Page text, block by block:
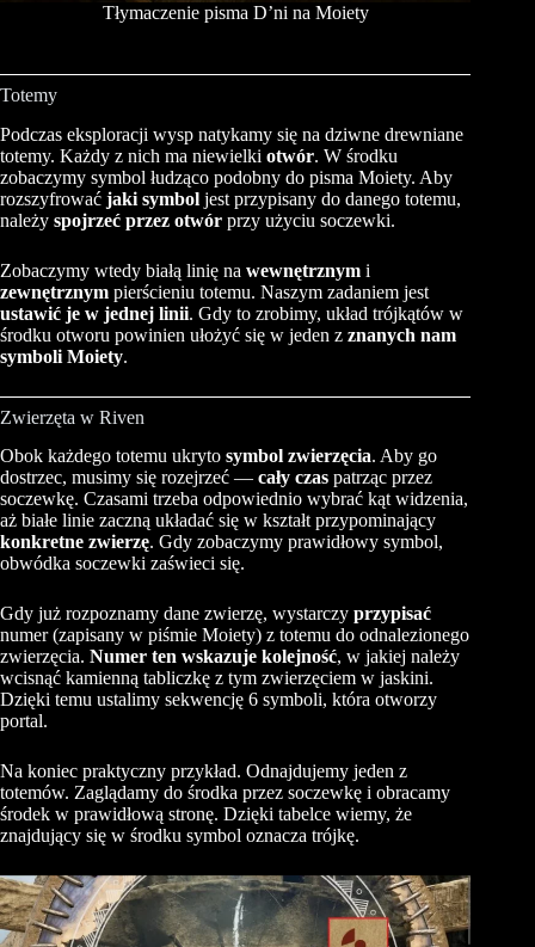
Tłymaczenie pisma D’ni na Moiety
Totemy
Podczas eksploracji wysp natykamy się na dziwne drewniane
totemy. Każdy z nich ma niewielki otwór. W środku
zobaczymy symbol łudząco podobny do pisma Moiety. Aby
rozszyfrować jaki symbol jest przypisany do danego totemu,
należy spojrzeć przez otwór przy użyciu soczewki.
Zobaczymy wtedy białą linię na wewnętrznym i
zewnętrznym pierścieniu totemu. Naszym zadaniem jest
ustawić je w jednej linii. Gdy to zrobimy, układ trójkątów w
środku otworu powinien ułożyć się w jeden z znanych nam
symboli Moiety.
Zwierzęta w Riven
Obok każdego totemu ukryto symbol zwierzęcia. Aby go
dostrzec, musimy się rozejrzeć — cały czas patrząc przez
soczewkę. Czasami trzeba odpowiednio wybrać kąt widzenia,
aż białe linie zaczną układać się w kształt przypominający
konkretne zwierzę. Gdy zobaczymy prawidłowy symbol,
obwódka soczewki zaświeci się.
Gdy już rozpoznamy dane zwierzę, wystarczy przypisać
numer (zapisany w piśmie Moiety) z totemu do odnalezionego
zwierzęcia. Numer ten wskazuje kolejność, w jakiej należy
wcisnąć kamienną tabliczkę z tym zwierzęciem w jaskini.
Dzięki temu ustalimy sekwencję 6 symboli, która otworzy
portal.
Na koniec praktyczny przykład. Odnajdujemy jeden z
totemów. Zaglądamy do środka przez soczewkę i obracamy
środek w prawidłową stronę. Dzięki tabelce wiemy, że
znajdujący się w środku symbol oznacza trójkę.